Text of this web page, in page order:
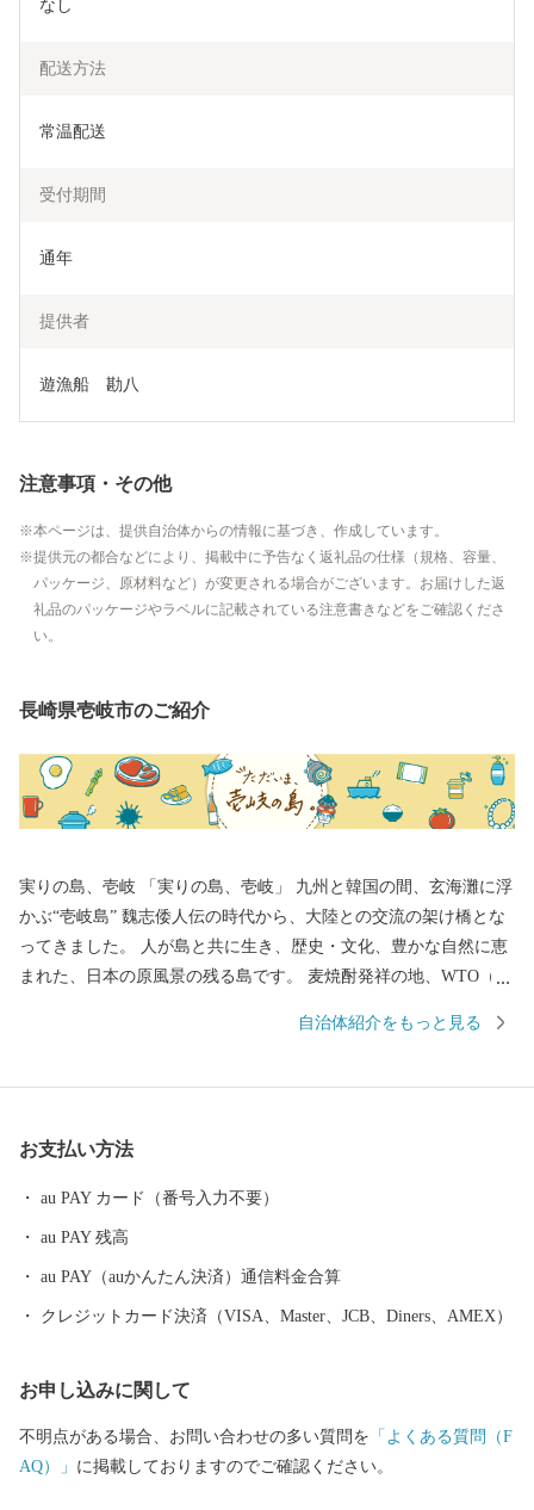
なし
配送方法
常温配送
受付期間
通年
提供者
遊漁船　勘八
注意事項・その他
本ページは、提供自治体からの情報に基づき、作成しています。
提供元の都合などにより、掲載中に予告なく返礼品の仕様（規格、容量、
パッケージ、原材料など）が変更される場合がございます。お届けした返
礼品のパッケージやラベルに記載されている注意書きなどをご確認くださ
い。
長崎県壱岐市のご紹介
実りの島、壱岐 「実りの島、壱岐」 九州と韓国の間、玄海灘に浮
かぶ“壱岐島” 魏志倭人伝の時代から、大陸との交流の架け橋とな
ってきました。 人が島と共に生き、歴史・文化、豊かな自然に恵
まれた、日本の原風景の残る島です。 麦焼酎発祥の地、WTO（世
牛、ウニ、海産物など、豊饒な自然が育むS級食材。 国特別史跡
自治体紹介をもっと見る
お支払い方法
au PAY カード（番号入力不要）
au PAY 残高
au PAY（auかんたん決済）通信料金合算
クレジットカード決済（VISA、Master、JCB、Diners、AMEX）
お申し込みに関して
不明点がある場合、お問い合わせの多い質問を 「よくある質問（F
AQ）」 に掲載しておりますのでご確認ください。